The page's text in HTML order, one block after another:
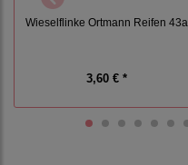
Wieselflinke Ortmann Reifen 43a
3,60 € *